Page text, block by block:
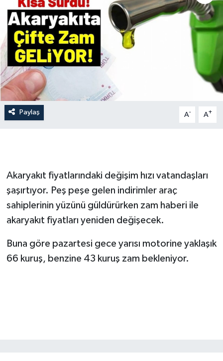
Paylaş A- A+
Akaryakıt fiyatlarındaki değişim hızı vatandaşları
şaşırtıyor. Peş peşe gelen indirimler araç
sahiplerinin yüzünü güldürürken zam haberi ile
akaryakıt fiyatları yeniden değişecek.
Buna göre pazartesi gece yarısı motorine yaklaşık
66 kuruş, benzine 43 kuruş zam bekleniyor.
İLÇE HABERLERİ
KÜLTÜR-SANAT
KSÜ
DÜNYA
ROPORTAJ
YEREL YÖNETİM
MEDYA
ÜÇÜNCÜ SAYFA